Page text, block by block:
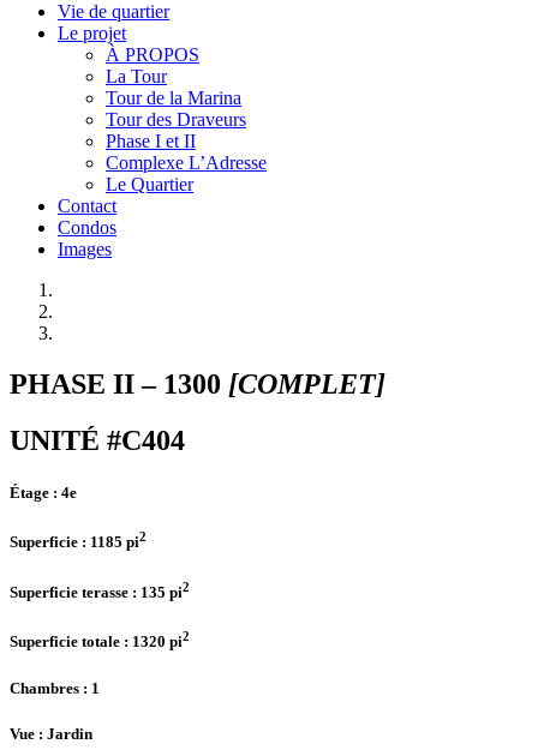
Vie de quartier
Le projet
À PROPOS
La Tour
Tour de la Marina
Tour des Draveurs
Phase I et II
Complexe L’Adresse
Le Quartier
Contact
Condos
Images
PHASE II – 1300 [COMPLET]
UNITÉ #C404
Étage : 4e
Superficie : 1185 pi2
Superficie terasse : 135 pi2
Superficie totale : 1320 pi2
Chambres : 1
Vue : Jardin